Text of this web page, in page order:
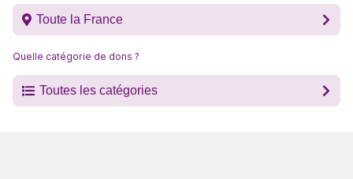
Toute la France
Quelle catégorie de dons ?
Toutes les catégories